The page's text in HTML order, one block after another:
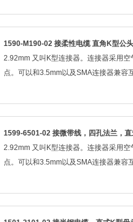
1590-M190-02 接柔性电缆 直角K型公头
2.92mm 又叫K型连接器。连接器采用
点。可以和3.5mm以及SMA连接器兼容互
1599-6501-02 接微带线，四孔法兰，
2.92mm 又叫K型连接器。连接器采用
点。可以和3.5mm以及SMA连接器兼容互